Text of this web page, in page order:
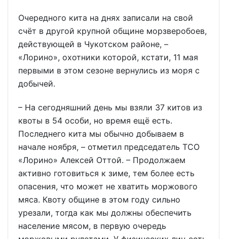
Очередного кита на днях записали на свой
счёт в другой крупной общине морзверобоев,
действующей в Чукотском районе, –
«Лорино», охотники которой, кстати, 11 мая
первыми в этом сезоне вернулись из моря с
добычей.
– На сегодняшний день мы взяли 37 китов из
квоты в 54 особи, но время ещё есть.
Последнего кита мы обычно добываем в
начале ноября, – отметил председатель ТСО
«Лорино» Алексей Оттой. – Продолжаем
активно готовиться к зиме, тем более есть
опасения, что может не хватить моржового
мяса. Квоту общине в этом году сильно
урезали, тогда как мы должны обеспечить
население мясом, в первую очередь